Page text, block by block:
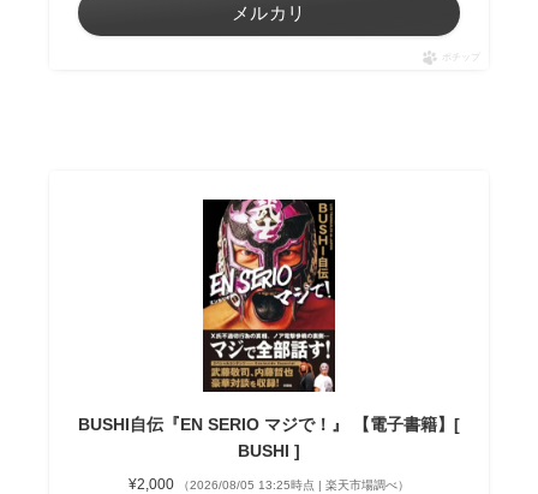
メルカリ
ポチップ
BUSHI自伝『EN SERIO マジで！』 【電子書籍】[
BUSHI ]
¥2,000 （2026/08/05 13:25時点 | 楽天市場調べ）